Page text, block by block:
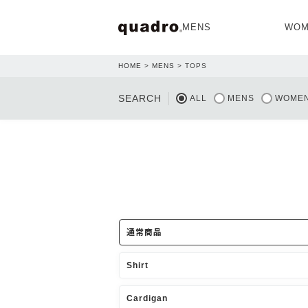
MENS
HOME MENS TOPS
SEARCH ALL MENS
通常商品
Shirt
Cardigan